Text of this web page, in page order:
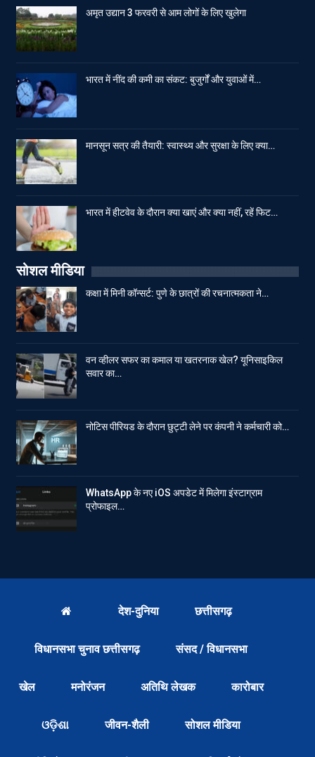
अमृत उद्यान 3 फरवरी से आम लोगों के लिए खुलेगा
भारत में नींद की कमी का संकट: बुजुर्गों और युवाओं में…
मानसून सत्र की तैयारी: स्वास्थ्य और सुरक्षा के लिए क्या…
भारत में हीटवेव के दौरान क्या खाएं और क्या नहीं, रहें फिट…
सोशल मीडिया
कक्षा में मिनी कॉन्सर्ट: पुणे के छात्रों की रचनात्मकता ने…
वन व्हीलर सफर का कमाल या खतरनाक खेल? यूनिसाइकिल
सवार का…
नोटिस पीरियड के दौरान छुट्टी लेने पर कंपनी ने कर्मचारी को…
WhatsApp के नए iOS अपडेट में मिलेगा इंस्टाग्राम
प्रोफाइल…
देश-दुनिया छत्तीसगढ़
विधानसभा चुनाव छत्तीसगढ़ संसद / विधानसभा
खेल मनोरंजन अतिथि लेखक कारोबार
ଓଡ଼ିଶା जीवन-शैली सोशल मीडिया